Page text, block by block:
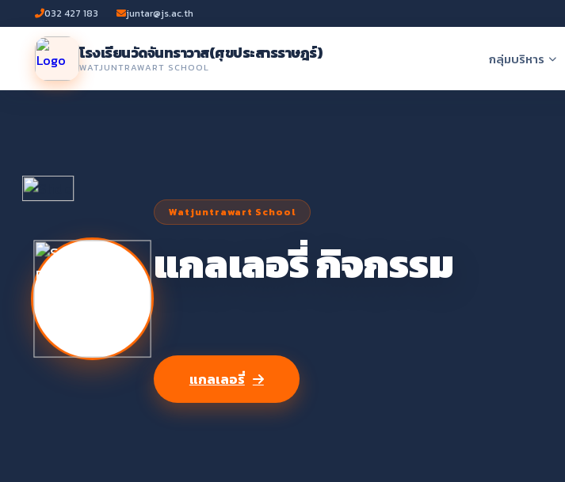
032 427 183 juntar@js.ac.th
โรงเรียนวัดจันทราวาส(ศุขประสารราษฎร์)
WATJUNTRAWART SCHOOL กลุ่มบริหาร
Watjuntrawart School
แกลเลอรี่ กิจกรรม
แกลเลอรี่
Watjuntrawart School
โรงเรียนวัดจันทราวาส